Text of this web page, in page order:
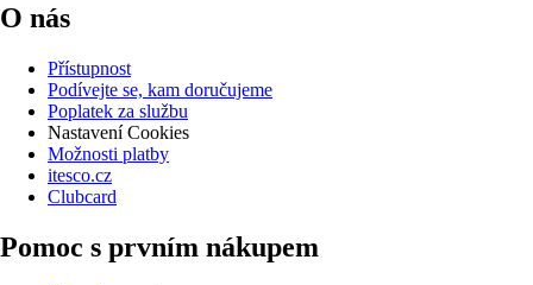
O nás
Přístupnost
Podívejte se, kam doručujeme
Poplatek za službu
Nastavení Cookies
Možnosti platby
itesco.cz
Clubcard
Pomoc s prvním nákupem